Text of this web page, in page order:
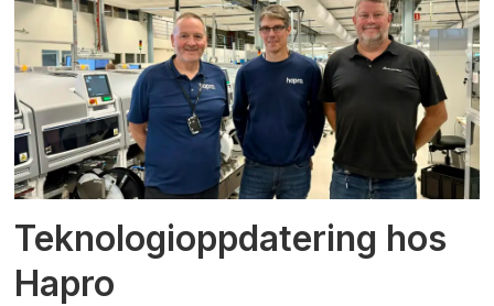
Teknologioppdatering hos
Hapro